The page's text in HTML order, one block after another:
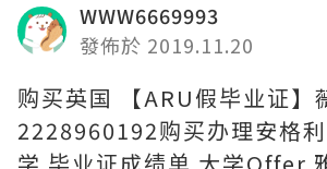
WWW6669993
發佈於 2019.11.20
购买英国 【ARU假毕业证】
2228960192购买办理安格